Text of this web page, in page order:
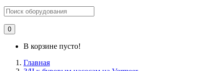
0
В корзине пусто!
Главная